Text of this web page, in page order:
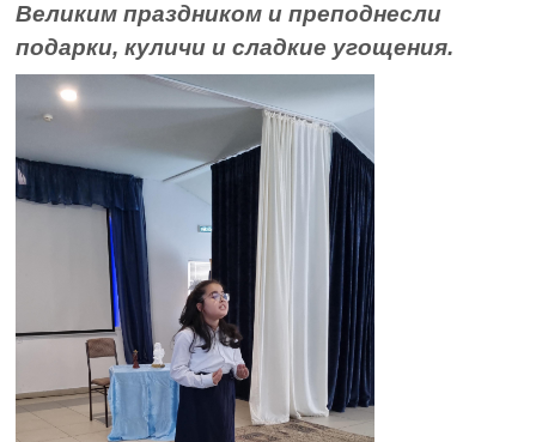
Великим праздником и преподнесли
подарки, куличи и сладкие угощения.